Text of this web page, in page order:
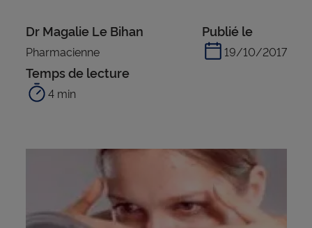
Dr Magalie Le Bihan
Pharmacienne
Publié le
19/10/2017
Temps de lecture
4 min